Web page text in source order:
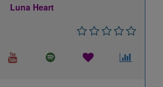
Luna Heart